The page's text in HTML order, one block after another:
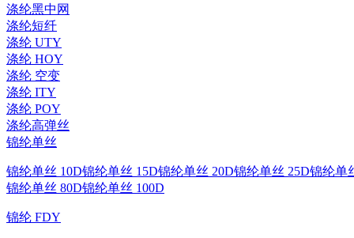
涤纶黑中网
涤纶短纤
涤纶 UTY
涤纶 HOY
涤纶 空变
涤纶 ITY
涤纶 POY
涤纶高弹丝
锦纶单丝
锦纶单丝 10D锦纶单丝 15D锦纶单丝 20D锦纶单丝 25D锦纶单
锦纶单丝 80D锦纶单丝 100D
锦纶 FDY